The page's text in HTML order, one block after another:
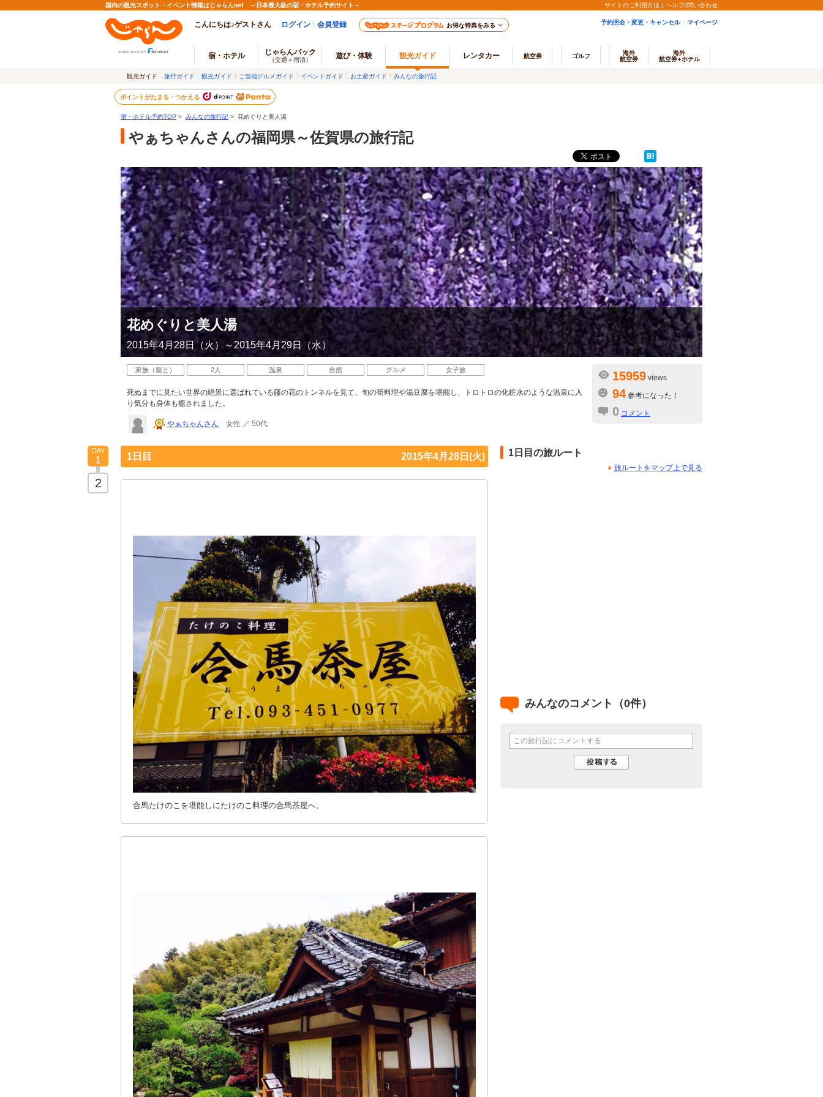
国内の観光スポット・イベント情報はじゃらんnet ～日本最大級の宿・ホテル予約サイト～ サイトのご利用方法 ヘルプ/問い合わせ
こんにちは♪ゲストさん ログイン 会員登録 お得な特典をみる 予約照会・変更・キャンセル マイページ
宿・ホテル じゃらんパック
（交通＋宿泊） 遊び・体験 観光ガイド レンタカー 航空券 ゴルフ
海外
航空券
海外
航空券+ホテル
観光ガイド 旅行ガイド 観光ガイド ご当地グルメガイド イベントガイド お土産ガイド みんなの旅行記
ポイントがたまる・つかえる
宿・ホテル予約TOP > みんなの旅行記 > 花めぐりと美人湯
やぁちゃんさんの福岡県～佐賀県の旅行記
花めぐりと美人湯
2015年4月28日（火）～2015年4月29日（水）
家族（親と） 2人 温泉 自然 グルメ 女子旅
死ぬまでに見たい世界の絶景に選ばれている藤の花のトンネルを見て、旬の筍料理や湯豆腐を堪能し、トロトロの化粧水のような温泉に入
り気分も身体も癒されました。
やぁちゃんさん 女性 ／ 50代
15959 views
94 参考になった！
0 コメント
1日目 2015年4月28日(火)
合馬たけのこを堪能しにたけのこ料理の合馬茶屋へ。
DAY
1
2
1日目の旅ルート
旅ルートをマップ上で見る
みんなのコメント（0件）